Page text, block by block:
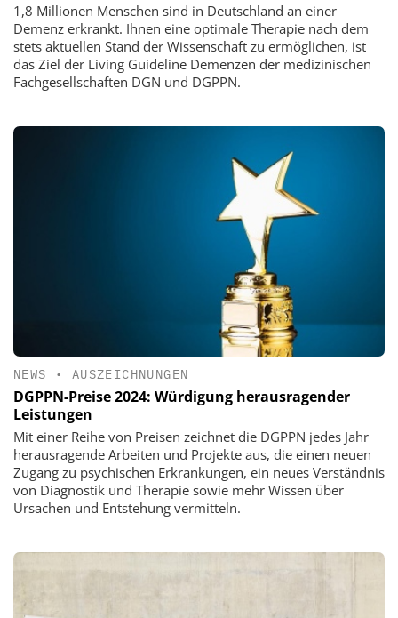
1,8 Millionen Menschen sind in Deutschland an einer
Demenz erkrankt. Ihnen eine optimale Therapie nach dem
stets aktuellen Stand der Wissenschaft zu ermöglichen, ist
das Ziel der Living Guideline Demenzen der medizinischen
Fachgesellschaften DGN und DGPPN.
NEWS • AUSZEICHNUNGEN
DGPPN-Preise 2024: Würdigung herausragender
Leistungen
Mit einer Reihe von Preisen zeichnet die DGPPN jedes Jahr
herausragende Arbeiten und Projekte aus, die einen neuen
Zugang zu psychischen Erkrankungen, ein neues Verständnis
von Diagnostik und Therapie sowie mehr Wissen über
Ursachen und Entstehung vermitteln.